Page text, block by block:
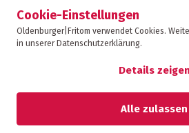
Cookie-Einstellungen
Oldenburger|Fritom verwendet Cookies.
in unserer Datenschutzerklärung.
Details zeigen
Alle zulassen
Oldenburger|Fritom ist Teil der
Datenschutz-Bestimmungen
Datenschutzerklärung